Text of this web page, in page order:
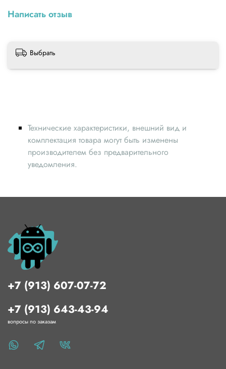
Длина провода (м): 1
Написать отзыв
Выбрать
Технические характеристики, внешний вид и
комплектация товара могут быть изменены
производителем без предварительного
уведомления.
+7 (913) 607-07-72
+7 (913) 643-43-94
вопросы по заказам